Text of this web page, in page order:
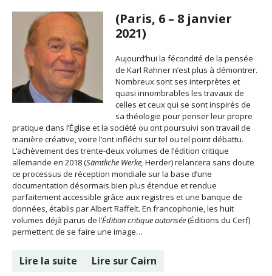
(Paris, 6 – 8 janvier
2021)
Aujourd’hui la fécondité de la pensée
de Karl Rahner n’est plus à démontrer.
Nombreux sont ses interprètes et
quasi innombrables les travaux de
celles et ceux qui se sont inspirés de
sa théologie pour penser leur propre
pratique dans l’Église et la société ou ont poursuivi son travail de
manière créative, voire l’ont infléchi sur tel ou tel point débattu.
L’achèvement des trente-deux volumes de l’édition critique
allemande en 2018 (Sämtliche Werke, Herder) relancera sans doute
ce processus de réception mondiale sur la base d’une
documentation désormais bien plus étendue et rendue
parfaitement accessible grâce aux registres et une banque de
données, établis par Albert Raffelt. En francophonie, les huit
volumes déjà parus de l’Édition critique autorisée(Éditions du Cerf)
permettent de se faire une image…
Lire la suite Lire sur Cairn